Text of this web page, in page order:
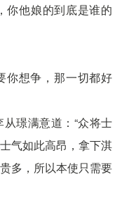
你他娘的到底是谁的
你想争，那一切都好
璟满意道：“众将士
气如此高昂，拿下淇
多，所以本使只需要